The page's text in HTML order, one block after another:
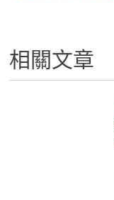
相關文章